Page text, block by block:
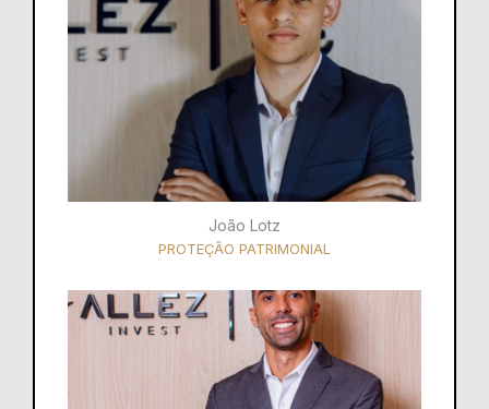
João Lotz
PROTEÇÃO PATRIMONIAL